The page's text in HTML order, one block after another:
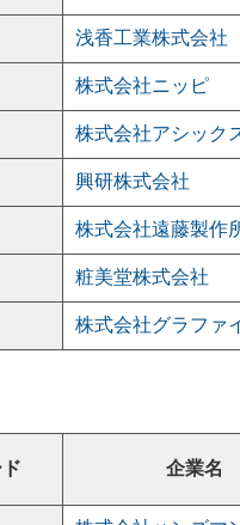
浅香工業株式会社
株式会社ニッピ
株式会社アシック
興研株式会社
株式会社遠藤製作
粧美堂株式会社
株式会社グラファ
企業名